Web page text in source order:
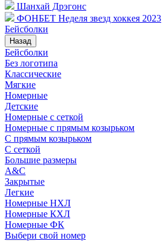
Шанхай Дрэгонс
ФОНБЕТ Неделя звезд хоккея 2023
Бейсболки
Назад
Бейсболки
Без логотипа
Классические
Мягкие
Номерные
Детские
Номерные с сеткой
Номерные с прямым козырьком
С прямым козырьком
С сеткой
Большие размеры
A&C
Закрытые
Легкие
Номерные НХЛ
Номерные КХЛ
Номерные ФК
Выбери свой номер